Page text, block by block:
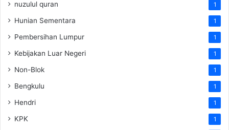
nuzulul quran 1
Hunian Sementara 1
Pembersihan Lumpur 1
Kebijakan Luar Negeri 1
Non-Blok 1
Bengkulu 1
Hendri 1
KPK 1